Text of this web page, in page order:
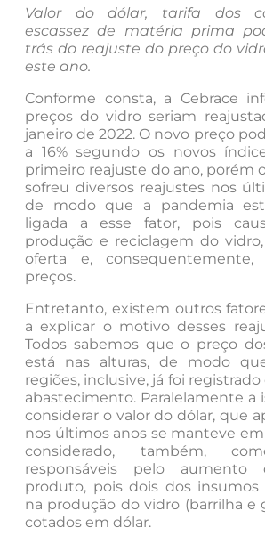
Valor do dólar, tarifa dos
escassez de matéria prima
trás do reajuste do preço do
este ano.
Conforme consta, a Cebrace
preços do vidro seriam
janeiro de 2022. O novo preço
a 16% segundo os novos
primeiro reajuste do ano, porém
sofreu diversos reajustes nos
de modo que a pandemia
ligada a esse fator, pois
produção e reciclagem do
oferta e,
preços.
Entretanto, existem outros
a explicar o motivo desses
Todos sabemos que o preço
está nas alturas, de modo
regiões, inclusive, já foi
abastecimento. Paralelamente a
considerar o valor do dólar, que
nos últimos anos se manteve
considerado, também,
responsáveis pelo
produto, pois dois dos insumos
na produção do vidro (barrilha e
cotados em dólar.